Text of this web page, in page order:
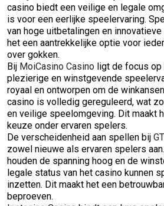
casino biedt een veilige en legale
is voor een eerlijke speelervaring.
van hoge uitbetalingen en
het een aantrekkelijke optie voor
over gokken.
Bij MoiCasino Casino ligt de focus op
plezierige en winstgevende
royaal en ontworpen om de
casino is volledig gereguleerd, wat
en veilige speelomgeving. Dit maakt
keuze onder ervaren spelers.
De verscheidenheid aan spellen bij
zowel nieuwe als ervaren spelers
houden de spanning hoog en de
legale status van het casino kunnen
inzetten. Dit maakt het een
beproeven.